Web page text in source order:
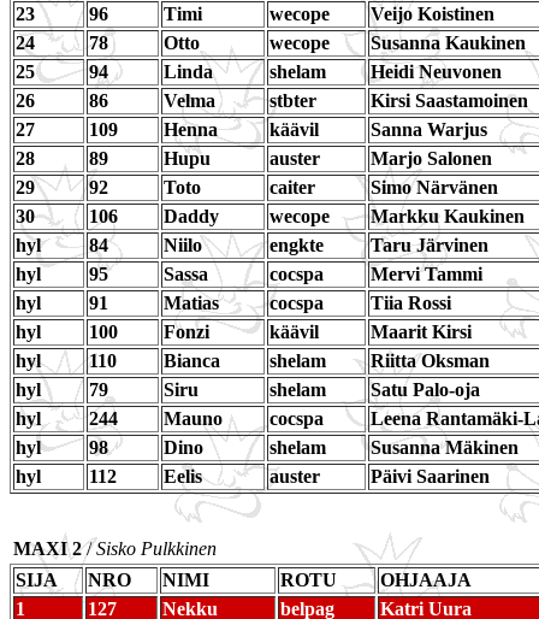
23
96 Timi wecope
Veijo Koistinen
24
78 Otto wecope
Susanna Kaukinen
25
94 Linda shelam
Heidi Neuvonen
26
86 Velma stbter
Kirsi Saastamoinen
27
109 Henna käävil
Sanna Warjus
28
89 Hupu auster
Marjo Salonen
29
92 Toto caiter
Simo Närvänen
30
106 Daddy wecope
Markku Kaukinen
hyl
84 Niilo engkte
Taru Järvinen
hyl
95 Sassa cocspa
Mervi Tammi
hyl
91 Matias cocspa
Tiia Rossi
hyl
100 Fonzi käävil
Maarit Kirsi
hyl
110 Bianca shelam
Riitta Oksman
hyl
79 Siru shelam
Satu Palo-oja
hyl
244 Mauno cocspa
Leena Rantamäki-
hyl
98 Dino shelam
Susanna Mäkinen
hyl
112 Eelis auster Päivi Saarinen
MAXI 2/Sisko Pulkkinen
SIJA
NRO NIMI ROTU
OHJAAJA
1
127 Nekku belpag Katri Uura